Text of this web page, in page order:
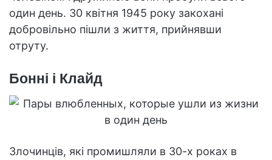
один день. 30 квітня 1945 року закохані
добровільно пішли з життя, прийнявши
отруту.
Бонні і Клайд
Злочинців, які промишляли в 30-х роках в